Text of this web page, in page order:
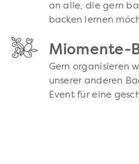
an alle, die gern
backen lernen
Miomente-
Gern organisieren
unserer anderen
Event für eine